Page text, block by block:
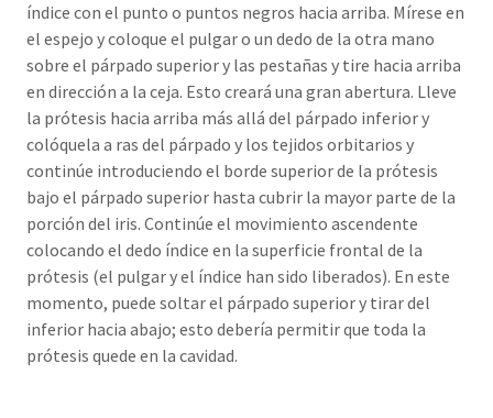
índice con el punto o puntos negros hacia arriba. Mírese en
el espejo y coloque el pulgar o un dedo de la otra mano
sobre el párpado superior y las pestañas y tire hacia arriba
en dirección a la ceja. Esto creará una gran abertura. Lleve
la prótesis hacia arriba más allá del párpado inferior y
colóquela a ras del párpado y los tejidos orbitarios y
continúe introduciendo el borde superior de la prótesis
bajo el párpado superior hasta cubrir la mayor parte de la
porción del iris. Continúe el movimiento ascendente
colocando el dedo índice en la superficie frontal de la
prótesis (el pulgar y el índice han sido liberados). En este
momento, puede soltar el párpado superior y tirar del
inferior hacia abajo; esto debería permitir que toda la
prótesis quede en la cavidad.